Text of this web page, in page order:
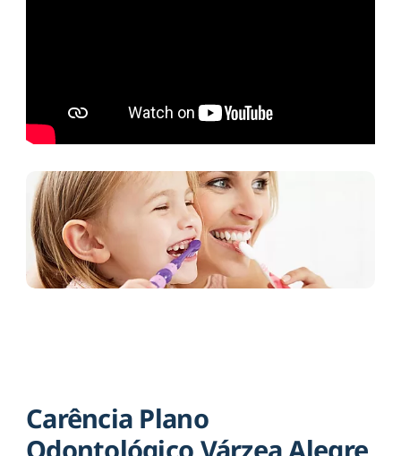
Carência Plano
Odontológico Várzea Alegre